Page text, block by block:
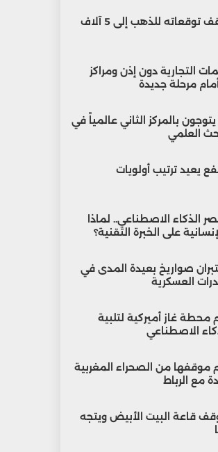
يو بي إس يرفع سقف توقعاته للذهب إلى 5 آلاف
التجارية دون إذن ومراكز
مرحلة جديدة
بالمركز الثاني عالمياً في
العلمي
يعيد ترتيب أولويات
الاصطناعي.. لماذا
على الخبرة التقنية؟
صواريخ بعيدة المدى في
العسكرية
غاز أميركية لتلبية
الاصطناعي
موقفها من الصحراء المغربية
مع الرباط
قاعة البيت الأبيض ويتجه